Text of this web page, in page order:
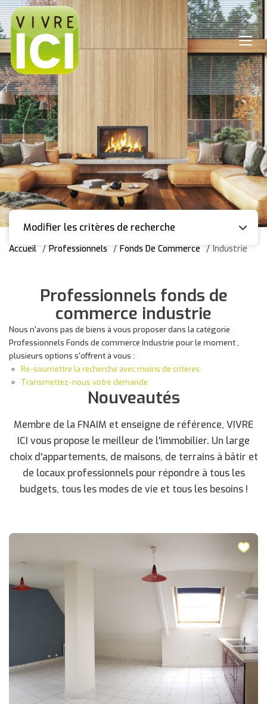
Modifier les critères de recherche
Accueil Professionnels Fonds De Commerce Industrie
Professionnels fonds de
commerce industrie
Nous n'avons pas de biens à vous proposer dans la catégorie
Professionnels Fonds de commerce Industrie pour le moment ,
plusieurs options s'offrent à vous :
Re-soumettre la recherche avec moins de critères.
Transmettez-nous votre demande
Nouveautés
Membre de la FNAIM et enseigne de référence, VIVRE
ICI vous propose le meilleur de l'immobilier. Un large
choix d'appartements, de maisons, de terrains à bâtir et
de locaux professionnels pour répondre à tous les
budgets, tous les modes de vie et tous les besoins !